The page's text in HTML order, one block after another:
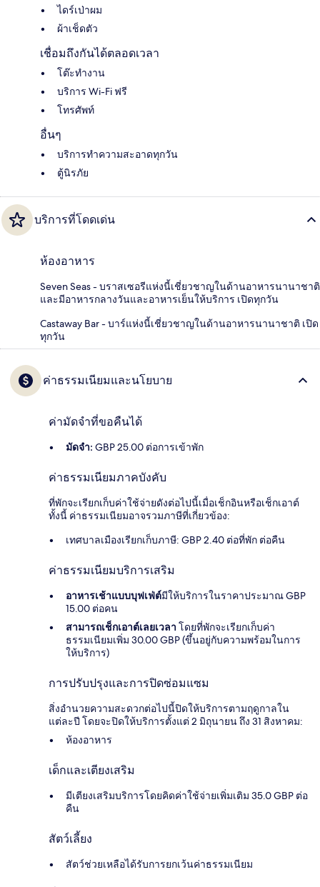
ไดร์เป่าผม
ผ้าเช็ดตัว
เชื่อมถึงกันได้ตลอดเวลา
โต๊ะทำงาน
บริการ Wi-Fi ฟรี
โทรศัพท์
อื่นๆ
บริการทำความสะอาดทุกวัน
ตู้นิรภัย
บริการที่โดดเด่น
ห้องอาหาร
Seven Seas - บราสเซอรีแห่งนี้เชี่ยวชาญในด้านอาหารนานาชาติ
และมีอาหารกลางวันและอาหารเย็นให้บริการ เปิดทุกวัน
Castaway Bar - บาร์แห่งนี้เชี่ยวชาญในด้านอาหารนานาชาติ เปิด
ทุกวัน
ค่าธรรมเนียมและนโยบาย
ค่ามัดจำที่ขอคืนได้
มัดจำ: GBP 25.00 ต่อการเข้าพัก
ค่าธรรมเนียมภาคบังคับ
ที่พักจะเรียกเก็บค่าใช้จ่ายดังต่อไปนี้เมื่อเช็กอินหรือเช็กเอาต์
ทั้งนี้ ค่าธรรมเนียมอาจรวมภาษีที่เกี่ยวข้อง:
เทศบาลเมืองเรียกเก็บภาษี: GBP 2.40 ต่อที่พัก ต่อคืน
ค่าธรรมเนียมบริการเสริม
อาหารเช้าแบบบุฟเฟ่ต์มีให้บริการในราคาประมาณ GBP
15.00 ต่อคน
สามารถเช็กเอาต์เลยเวลา โดยที่พักจะเรียกเก็บค่า
ธรรมเนียมเพิ่ม 30.00 GBP (ขึ้นอยู่กับความพร้อมในการ
ให้บริการ)
การปรับปรุงและการปิดซ่อมแซม
สิ่งอำนวยความสะดวกต่อไปนี้ปิดให้บริการตามฤดูกาลใน
แต่ละปี โดยจะปิดให้บริการตั้งแต่ 2 มิถุนายน ถึง 31 สิงหาคม:
ห้องอาหาร
เด็กและเตียงเสริม
มีเตียงเสริมบริการโดยคิดค่าใช้จ่ายเพิ่มเติม 35.0 GBP ต่อ
คืน
สัตว์เลี้ยง
สัตว์ช่วยเหลือได้รับการยกเว้นค่าธรรมเนียม